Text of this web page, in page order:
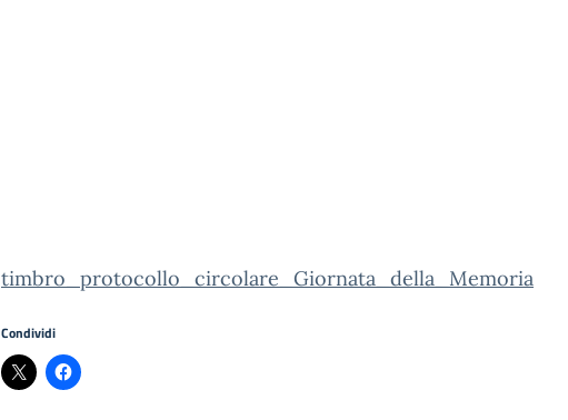
timbro_protocollo_circolare_Giornata_della_Memoria
Condividi